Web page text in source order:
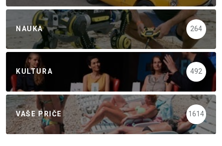
NAUKA 264
KULTURA 492
VAŠE PRIČE 1614